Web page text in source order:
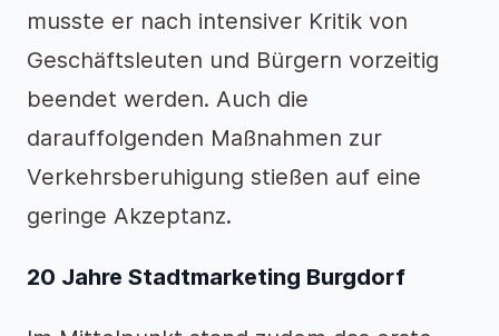
musste er nach intensiver Kritik von
Geschäftsleuten und Bürgern vorzeitig
beendet werden. Auch die
darauffolgenden Maßnahmen zur
Verkehrsberuhigung stießen auf eine
geringe Akzeptanz.
20 Jahre Stadtmarketing Burgdorf